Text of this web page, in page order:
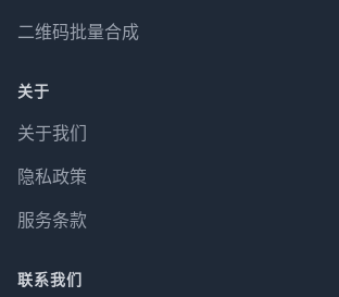
二维码批量合成
关于
关于我们
隐私政策
服务条款
联系我们